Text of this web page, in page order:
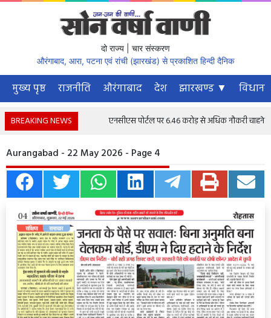
दो राज्य | चार संस्करण
औरंगाबाद, आरा, पटना एवं रांची (झारखंड) से प्रकाशित हिन्दी दैनिक
मुख्य पृष्ठ राजनीति औरंगाबाद देश झारखण्ड ▼
BREAKING NEWS एनसीएस पोर्टल पर 6.46 करोड़ से अधिक नौकरी चाहने
Aurangabad - 22 May 2026 - Page 4